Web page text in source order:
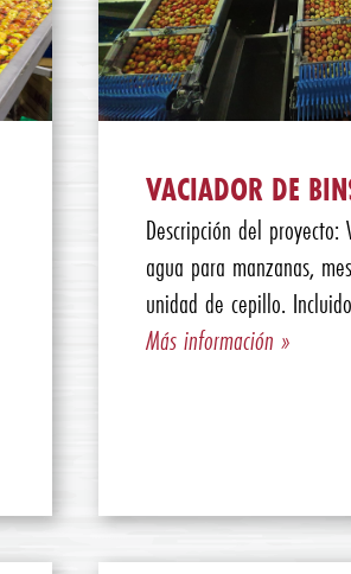
VACIADOR DE
Descripción del
agua para manzanas,
unidad de cepillo.
Más información »